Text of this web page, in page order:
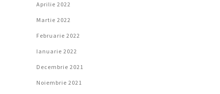
Aprilie 2022
Martie 2022
Februarie 2022
Ianuarie 2022
Decembrie 2021
Noiembrie 2021